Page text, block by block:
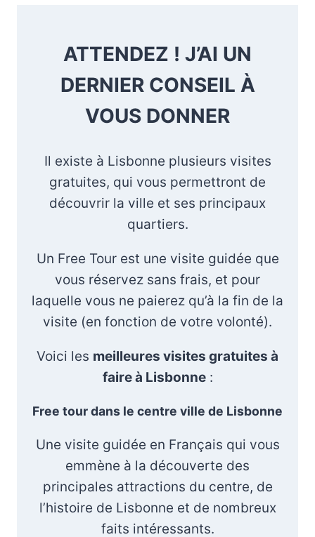
ATTENDEZ ! J’AI UN
DERNIER CONSEIL À
VOUS DONNER
Il existe à Lisbonne plusieurs visites
gratuites, qui vous permettront de
découvrir la ville et ses principaux
quartiers.
Un Free Tour est une visite guidée que
vous réservez sans frais, et pour
laquelle vous ne paierez qu’à la fin de la
visite (en fonction de votre volonté).
Voici les meilleures visites gratuites à
faire à Lisbonne:
Free tour dans le centre ville de Lisbonne
Une visite guidée en Français qui vous
emmène à la découverte des
principales attractions du centre, de
l’histoire de Lisbonne et de nombreux
faits intéressants.